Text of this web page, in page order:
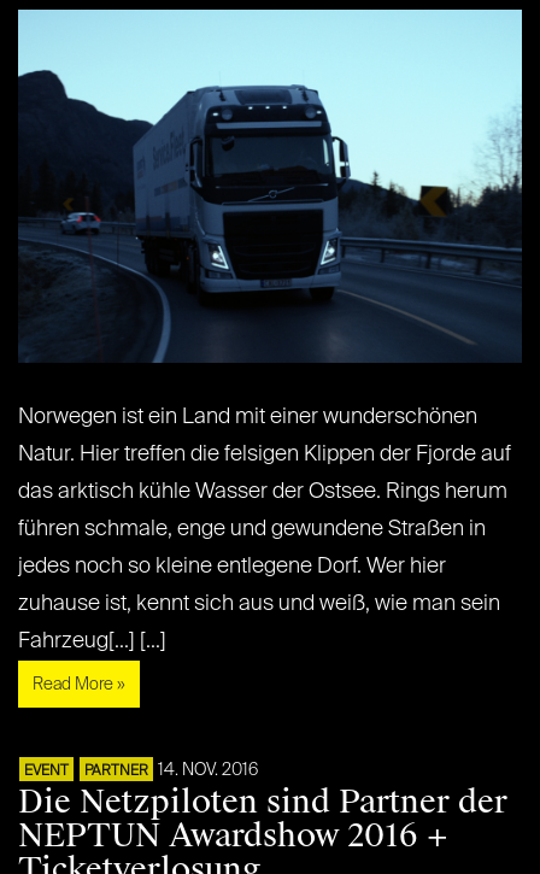
Norwegen ist ein Land mit einer wunderschönen
Natur. Hier treffen die felsigen Klippen der Fjorde auf
das arktisch kühle Wasser der Ostsee. Rings herum
führen schmale, enge und gewundene Straßen in
jedes noch so kleine entlegene Dorf. Wer hier
zuhause ist, kennt sich aus und weiß, wie man sein
Fahrzeug[...] [...]
Read More »
EVENT PARTNER 14. NOV. 2016
Die Netzpiloten sind Partner der
NEPTUN Awardshow 2016 +